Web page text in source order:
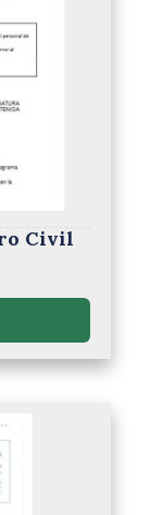
Civil